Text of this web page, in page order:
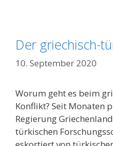
Der griechisch-
10. September 2020
Worum geht es beim
Konflikt? Seit Monaten
Regierung
türkischen